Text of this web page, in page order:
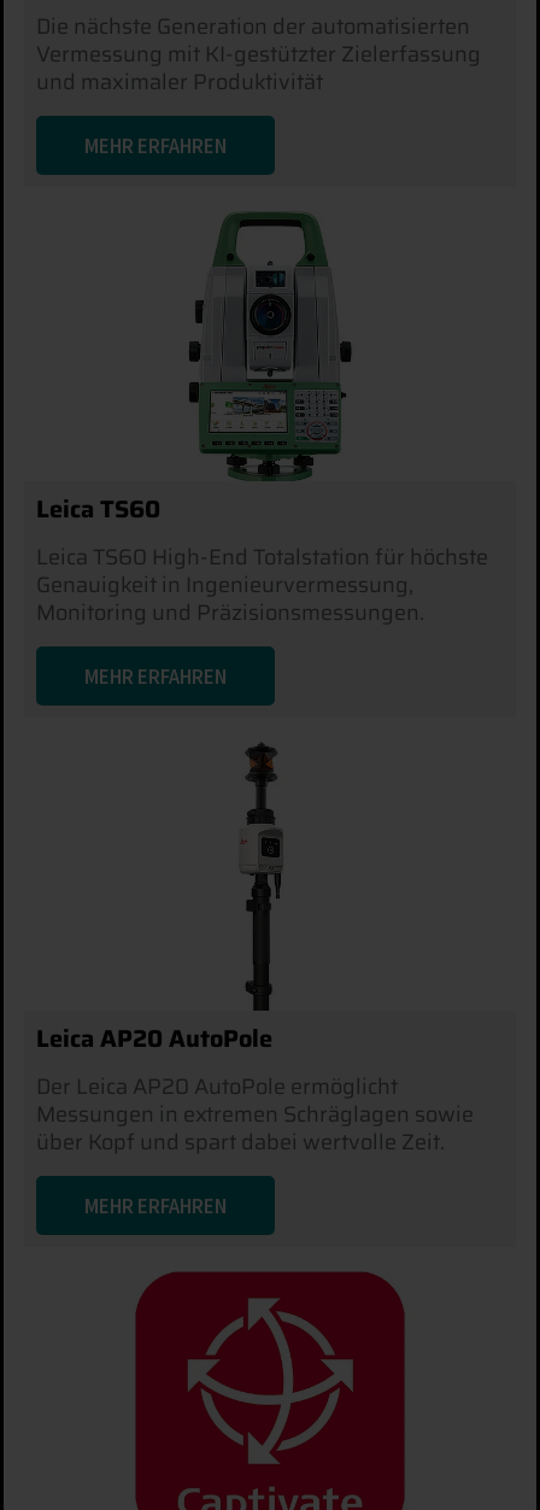
Die nächste Generation der automatisierten
Vermessung mit KI-gestützter Zielerfassung
und maximaler Produktivität
MEHR ERFAHREN
Leica TS60
Leica TS60 High-End Totalstation für höchste
Genauigkeit in Ingenieurvermessung,
Monitoring und Präzisionsmessungen.
MEHR ERFAHREN
Leica AP20 AutoPole
Der Leica AP20 AutoPole ermöglicht
Messungen in extremen Schräglagen sowie
über Kopf und spart dabei wertvolle Zeit.
MEHR ERFAHREN